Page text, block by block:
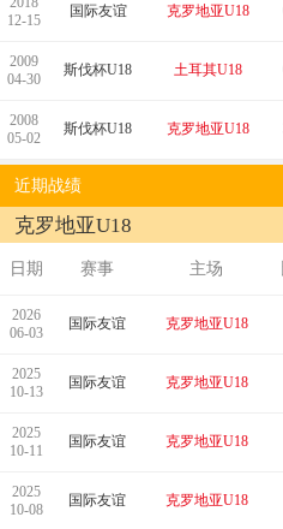
12-15
国际友谊 克罗地亚U18
2009
04-30
斯伐杯U18 土耳其U18
2008
05-02
斯伐杯U18 克罗地亚U18
近期战绩
克罗地亚U18
日期 赛事 主场
2026
06-03
国际友谊 克罗地亚U18
2025
10-13
国际友谊 克罗地亚U18
2025
10-11
国际友谊 克罗地亚U18
2025
10-08
国际友谊 克罗地亚U18